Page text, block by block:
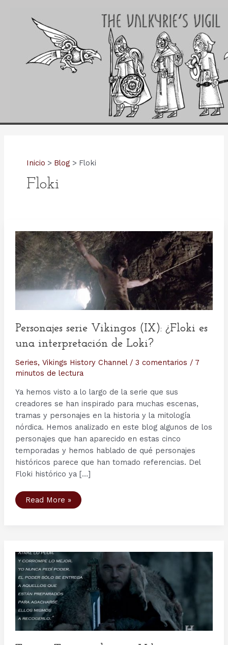
Inicio Blog Floki
Floki
Personajes serie Vikingos (IX): ¿Floki es
una interpretación de Loki?
Series, Vikings History Channel/ 3 comentarios / 7
minutos de lectura
Ya hemos visto a lo largo de la serie que sus
creadores se han inspirado para muchas escenas,
tramas y personajes en la historia y la mitología
nórdica. Hemos analizado en este blog algunos de los
personajes que han aparecido en estas cinco
temporadas y hemos hablado de qué personajes
históricos parece que han tomado referencias. Del
Floki histórico ya […]
Personajes
serie
de
Loki?
Read More »